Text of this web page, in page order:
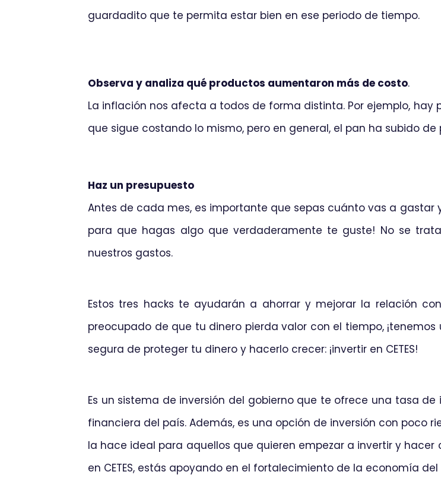
guardadito que te permita estar bien en ese periodo de tiempo.
Observa y analiza qué productos aumentaron más de costo.
La inflación nos afecta a todos de forma distinta. Por ejemplo,
que sigue costando lo mismo, pero en general, el pan ha subido de
Haz un presupuesto
Antes de cada mes, es importante que sepas cuánto vas a gastar
para que hagas algo que verdaderamente te guste! No se
nuestros gastos.
Estos tres hacks te ayudarán a ahorrar y mejorar la relación
preocupado de que tu dinero pierda valor con el tiempo,
segura de proteger tu dinero y hacerlo crecer: ¡invertir en CETES!
Es un sistema de inversión del gobierno que te ofrece una tasa
financiera del país. Además, es una opción de inversión con poco
la hace ideal para aquellos que quieren empezar a invertir y hacer
en CETES, estás apoyando en el fortalecimiento de la economía del